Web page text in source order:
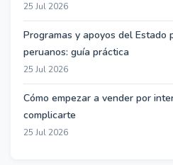
25 Jul 2026
Programas y apoyos del Estado
peruanos: guía práctica
25 Jul 2026
Cómo empezar a vender por
complicarte
25 Jul 2026